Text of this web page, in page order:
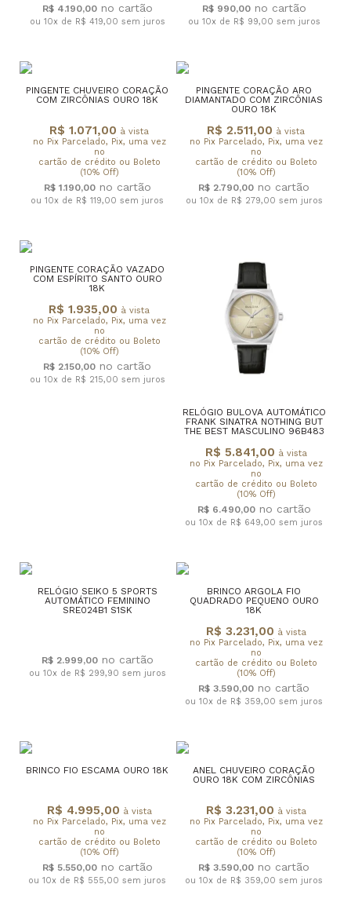
R$ 4.190,00
ou 10x de R$ 419,00 sem juros
R$ 990,00
ou 10x de R$ 99,00 sem juros
PINGENTE CHUVEIRO CORAÇÃO
COM ZIRCÔNIAS OURO 18K
R$ 1.071,00 à vista
no Pix Parcelado, Pix, uma vez
no
cartão de crédito ou Boleto
(10% Off)
R$ 1.190,00
ou 10x de R$ 119,00 sem juros
PINGENTE CORAÇÃO ARO
DIAMANTADO COM ZIRCÔNIAS
OURO 18K
R$ 2.511,00 à vista
no Pix Parcelado, Pix, uma vez
no
cartão de crédito ou Boleto
(10% Off)
R$ 2.790,00
ou 10x de R$ 279,00 sem juros
PINGENTE CORAÇÃO VAZADO
COM ESPÍRITO SANTO OURO
18K
R$ 1.935,00 à vista
no Pix Parcelado, Pix, uma vez
no
cartão de crédito ou Boleto
(10% Off)
R$ 2.150,00
ou 10x de R$ 215,00 sem juros
RELÓGIO BULOVA AUTOMÁTICO
FRANK SINATRA NOTHING BUT
THE BEST MASCULINO 96B483
R$ 5.841,00 à vista
no Pix Parcelado, Pix, uma vez
no
cartão de crédito ou Boleto
(10% Off)
R$ 6.490,00
ou 10x de R$ 649,00 sem juros
RELÓGIO SEIKO 5 SPORTS
AUTOMÁTICO FEMININO
SRE024B1 S1SK
R$ 2.999,00
ou 10x de R$ 299,90 sem juros
BRINCO ARGOLA FIO
QUADRADO PEQUENO OURO
18K
R$ 3.231,00 à vista
no Pix Parcelado, Pix, uma vez
no
cartão de crédito ou Boleto
(10% Off)
R$ 3.590,00
ou 10x de R$ 359,00 sem juros
BRINCO FIO ESCAMA OURO 18K
R$ 4.995,00 à vista
no Pix Parcelado, Pix, uma vez
no
cartão de crédito ou Boleto
(10% Off)
R$ 5.550,00
ou 10x de R$ 555,00 sem juros
ANEL CHUVEIRO CORAÇÃO
OURO 18K COM ZIRCÔNIAS
R$ 3.231,00 à vista
no Pix Parcelado, Pix, uma vez
no
cartão de crédito ou Boleto
(10% Off)
R$ 3.590,00
ou 10x de R$ 359,00 sem juros